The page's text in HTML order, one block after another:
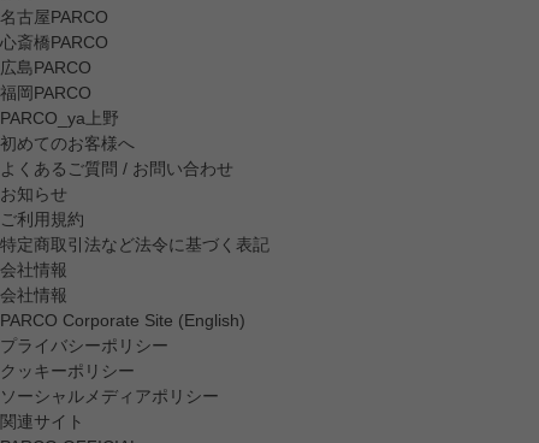
名古屋PARCO
心斎橋PARCO
広島PARCO
福岡PARCO
PARCO_ya上野
初めてのお客様へ
よくあるご質問 / お問い合わせ
お知らせ
ご利用規約
特定商取引法など法令に基づく表記
会社情報
会社情報
PARCO Corporate Site (English)
プライバシーポリシー
クッキーポリシー
ソーシャルメディアポリシー
関連サイト